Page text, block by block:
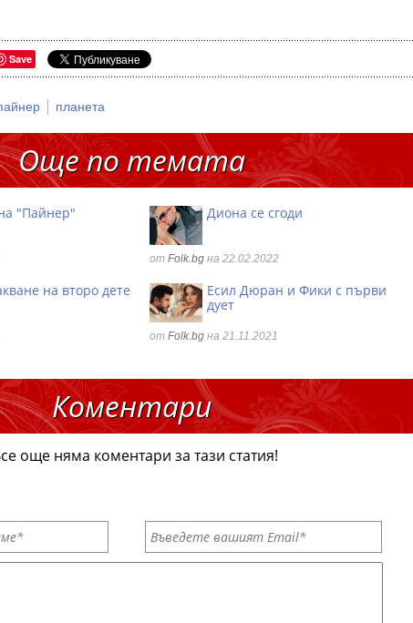
Save
| планета
Още по темата
"Пайнер" Диона се сгоди
от Folk.bg на 22.02.2022
на второ дете
Есил Дюран и Фики с първи
дует
от Folk.bg на 21.11.2021
Коментари
още няма коментари за тази статия!